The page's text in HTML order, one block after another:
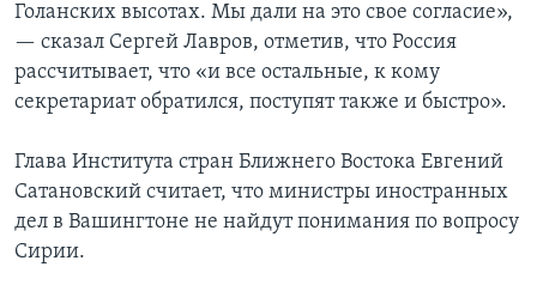
Голанских высотах. Мы дали на это свое согласие»,
— сказал Сергей Лавров, отметив, что Россия
рассчитывает, что «и все остальные, к кому
секретариат обратился, поступят также и быстро».
Глава Института стран Ближнего Востока Евгений
Сатановский считает, что министры иностранных
дел в Вашингтоне не найдут понимания по вопросу
Сирии.